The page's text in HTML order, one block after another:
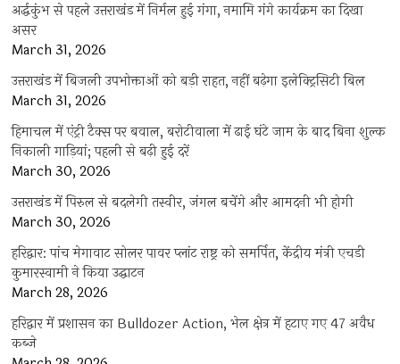
अर्द्धकुंभ से पहले उत्तराखंड में निर्मल हुई गंगा, नमामि गंगे कार्यक्रम का दिखा
असर
March 31, 2026
उत्तराखंड में बिजली उपभोक्ताओं को बड़ी राहत, नहीं बढ़ेगा इलेक्ट्रिसिटी बिल
March 31, 2026
हिमाचल में एंट्री टैक्स पर बवाल, बरोटीवाला में ढाई घंटे जाम के बाद बिना शुल्क
निकाली गाड़ियां; पहली से बढ़ी हुई दरें
March 30, 2026
उत्तराखंड में पिरुल से बदलेगी तस्वीर, जंगल बचेंगे और आमदनी भी होगी
March 30, 2026
हरिद्वार: पांच मेगावाट सोलर पावर प्लांट राष्ट्र को समर्पित, केंद्रीय मंत्री एचडी
कुमारस्वामी ने किया उद्घाटन
March 28, 2026
हरिद्वार में प्रशासन का Bulldozer Action, भेल क्षेत्र में हटाए गए 47 अवैध
कब्जे